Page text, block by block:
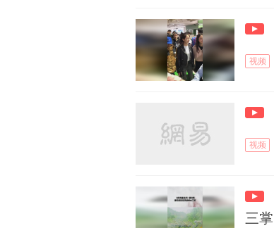
视频
视频
三掌